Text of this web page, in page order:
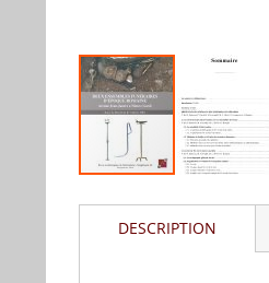
au
débutDESCRIPTION